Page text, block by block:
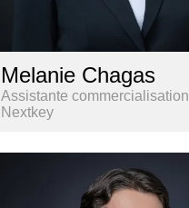
Melanie Chagas
Assistante commercialisation
Nextkey